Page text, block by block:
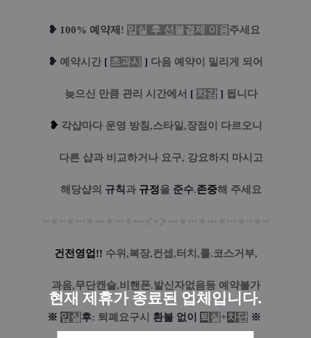
현재 제휴가 종료된 업체입니다.
❥ 100% 예약제 ! 입실 후 선불결제 이용주세요
❥ 예 약시간 [ 초과시 ] 다음 예약이 밀리게 되어
늦으신 만큼 관리 시간에서 [ 차감 ] 됩니다
❥ 각샵마다 운영 방침,스타일,장점이 다르오니
다른 샵과 비교하거나 요구, 강요하지 마시고
해당샵의 규칙 과 규정을 준수.존중해 주세요
건전영업!! 수위,복장,컨셉,터치,룰.코스거부,
과음,무단캔슬,비핸폰.발신자없음등 예약불가
※ 입 실 후: 퇴폐요구시 환불 없이 퇴 실 +차단 ※